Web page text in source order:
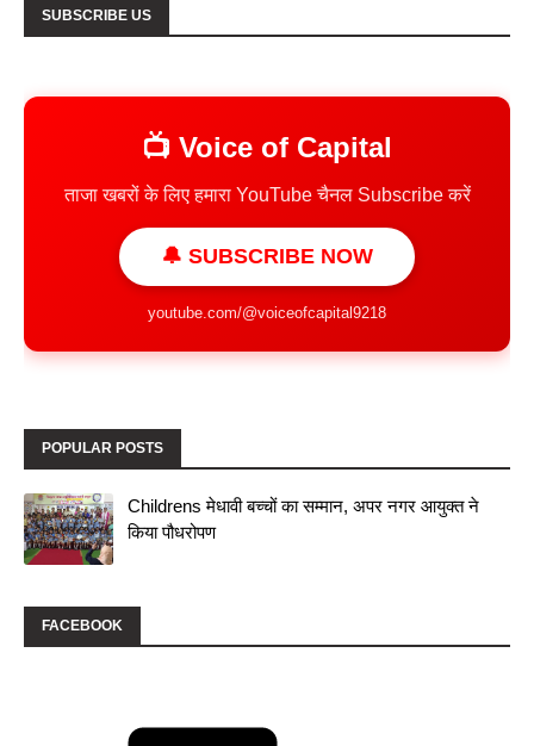
SUBSCRIBE US
📺 Voice of Capital
ताजा खबरों के लिए हमारा YouTube चैनल Subscribe करें
🔔 SUBSCRIBE NOW
youtube.com/@voiceofcapital9218
POPULAR POSTS
Childrens मेधावी बच्चों का सम्मान, अपर नगर आयुक्त ने
किया पौधरोपण
FACEBOOK